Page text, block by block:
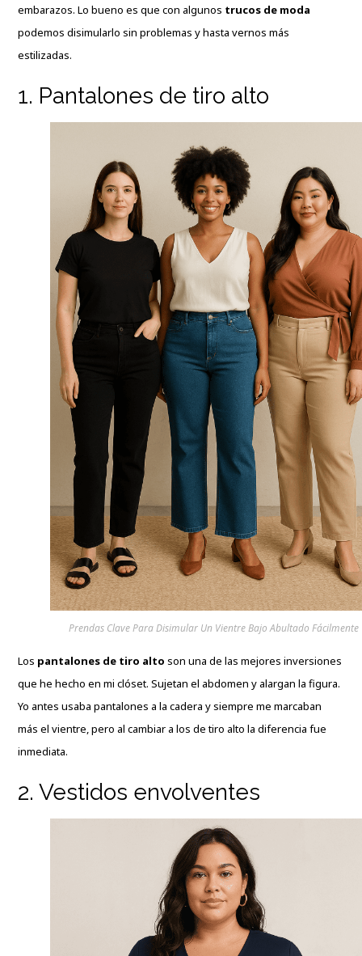
embarazos. Lo bueno es que con algunos trucos de moda
podemos disimularlo sin problemas y hasta vernos más
estilizadas.
1. Pantalones de tiro alto
Prendas Clave Para Disimular Un Vientre Bajo Abultado Fácilmente
Los pantalones de tiro alto son una de las mejores inversiones
que he hecho en mi clóset. Sujetan el abdomen y alargan la figura.
Yo antes usaba pantalones a la cadera y siempre me marcaban
más el vientre, pero al cambiar a los de tiro alto la diferencia fue
inmediata.
2. Vestidos envolventes